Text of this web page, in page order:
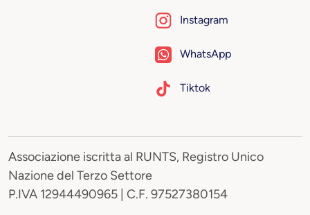
Instagram
WhatsApp
Tiktok
Associazione iscritta al RUNTS, Registro Unico
Nazione del Terzo Settore
P.IVA 12944490965 | C.F. 97527380154